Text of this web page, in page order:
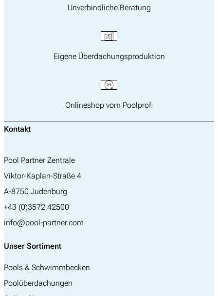
Unverbindliche Beratung
Eigene Überdachungsproduktion
Onlineshop vom Poolprofi
Kontakt
Pool Partner Zentrale
Viktor-Kaplan-Straße 4
A-8750 Judenburg
+43 (0)3572 42500
info@pool-partner.com
Unser Sortiment
Pools & Schwimmbecken
Poolüberdachungen
nach: